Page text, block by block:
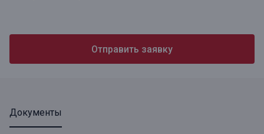
Отправить заявку
Документы